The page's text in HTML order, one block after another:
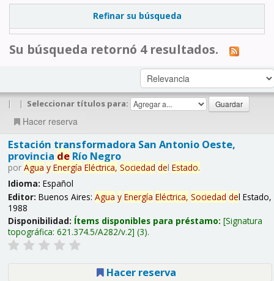
Refinar su búsqueda
Su búsqueda retornó 4 resultados.
| | Seleccionar títulos para:
Hacer reserva
Estación transformadora San Antonio Oeste,
provincia deRío Negro
por Agua y Energía Eléctrica, Sociedad del Estado.
Idioma: Español
Editor: Buenos Aires: Agua y Energía Eléctrica, Sociedad del Estado,
1988
Disponibilidad: Ítems disponibles para préstamo: Signatura
topográfica: 621.374.5/A282/v.2 (3).
Hacer reserva